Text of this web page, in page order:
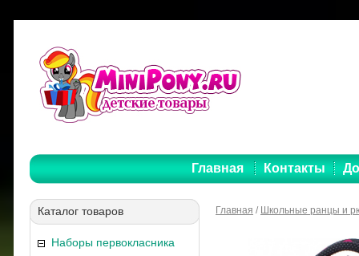
Главная Контакты
Каталог товаров
Наборы первокласника
Главная / Школьные ранцы и